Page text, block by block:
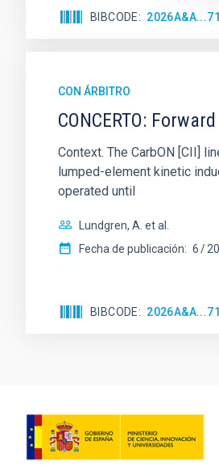
BIBCODE
CON ÁRBITRO
CONCERTO:
Context. The CarbON [CII]
lumped-element kinetic
operated until
Lundgren, A. et al.
Fecha de publicación: 6
BIBCODE